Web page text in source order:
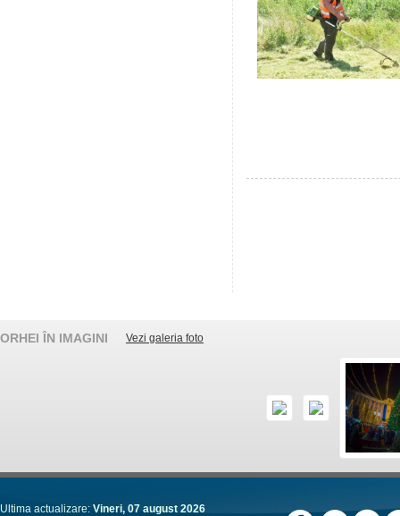
ORHEI ÎN IMAGINI Vezi galeria foto
Ultima actualizare: Vineri, 07 august 2026